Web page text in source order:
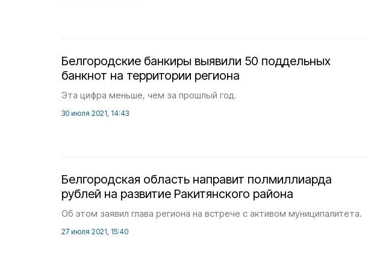
Белгородские банкиры выявили 50 поддельных
банкнот на территории региона
Эта цифра меньше, чем за прошлый год.
30 июля 2021, 14:43
Белгородская область направит полмиллиарда
рублей на развитие Ракитянского района
Об этом заявил глава региона на встрече с активом муниципалитета.
27 июля 2021, 15:40